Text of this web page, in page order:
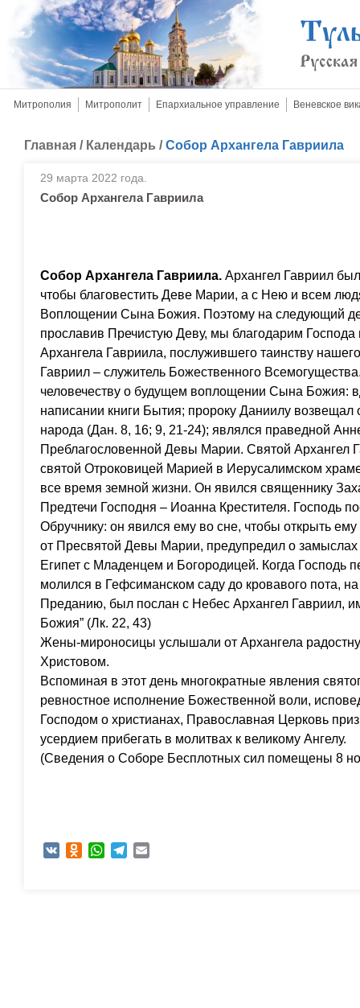
Митрополия Митрополит Епархиальное управление Веневское
Главная / Календарь /Собор Архангела Гавриила
29 марта 2022 года.
Собор Архангела Гавриила
Собор Архангела Гавриила. Архангел Гавриил
чтобы благовестить Деве Марии, а с Нею и всем
Воплощении Сына Божия. Поэтому на следующий
прославив Пречистую Деву, мы благодарим Господа
Архангела Гавриила, послужившего таинству
Гавриил – служитель Божественного
человечеству о будущем воплощении Сына Божия:
написании книги Бытия; пророку Даниилу возвещал
народа (Дан. 8, 16; 9, 21-24); являлся праведной
Преблагословенной Девы Марии. Святой Архангел
святой Отроковицей Марией в Иерусалимском
все время земной жизни. Он явился священнику
Предтечи Господня – Иоанна Крестителя. Господь
Обручнику: он явился ему во сне, чтобы открыть
от Пресвятой Девы Марии, предупредил о
Египет с Младенцем и Богородицей. Когда Господь
молился в Гефсиманском саду до кровавого пота,
Преданию, был послан с Небес Архангел Гавриил,
Божия” (Лк. 22, 43)
Жены-мироносицы услышали от Архангела
Христовом.
Вспоминая в этот день многократные явления
ревностное исполнение Божественной воли,
Господом о христианах, Православная Церковь
усердием прибегать в молитвах к великому Ангелу.
(Сведения о Соборе Бесплотных сил помещены 8
VK Odnoklassniki
WhatsAppTelegram